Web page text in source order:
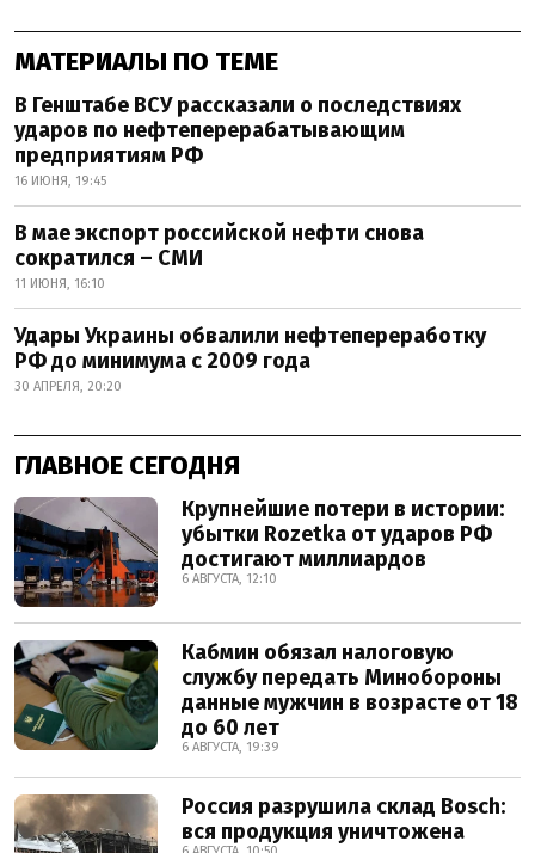
МАТЕРИАЛЫ ПО ТЕМЕ
В Генштабе ВСУ рассказали о последствиях
ударов по нефтеперерабатывающим
предприятиям РФ
16 ИЮНЯ, 19:45
В мае экспорт российской нефти снова
сократился – СМИ
11 ИЮНЯ, 16:10
Удары Украины обвалили нефтепереработку
РФ до минимума с 2009 года
30 АПРЕЛЯ, 20:20
ГЛАВНОЕ СЕГОДНЯ
Крупнейшие потери в истории:
убытки Rozetka от ударов РФ
достигают миллиардов
6 АВГУСТА, 12:10
Кабмин обязал налоговую
службу передать Минобороны
данные мужчин в возрасте от 18
до 60 лет
6 АВГУСТА, 19:39
Россия разрушила склад Bosch:
вся продукция уничтожена